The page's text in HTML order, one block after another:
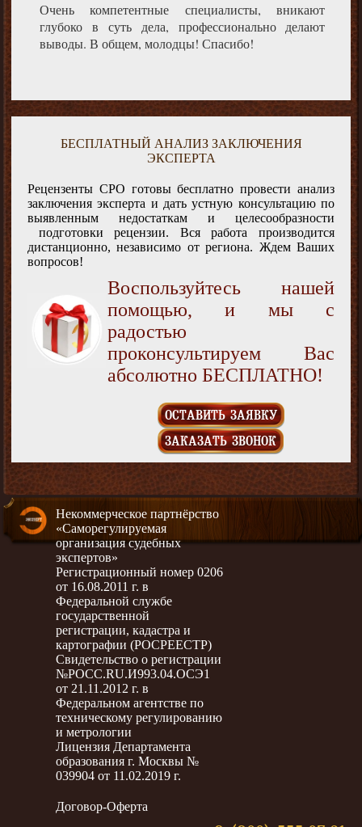
Очень компетентные специалисты, вникают
глубоко в суть дела, профессионально делают
выводы. В общем, молодцы! Спасибо!
БЕСПЛАТНЫЙ АНАЛИЗ ЗАКЛЮЧЕНИЯ
ЭКСПЕРТА
Рецензенты СРО готовы бесплатно провести анализ
заключения эксперта и дать устную консультацию по
выявленным недостаткам и целесообразности
подготовки рецензии. Вся работа производится
дистанционно, независимо от региона. Ждем Ваших
вопросов!
Воспользуйтесь нашей
помощью, и мы с
радостью
проконсультируем Вас
абсолютно БЕСПЛАТНО!
ОСТАВИТЬ ЗАЯВКУ
ЗАКАЗАТЬ ЗВОНОК
Некоммерческое партнёрство
«Саморегулируемая
организация судебных
экспертов»
Регистрационный номер 0206
от 16.08.2011 г. в
Федеральной службе
государственной
регистрации, кадастра и
картографии (РОСРЕЕСТР)
Свидетельство о регистрации
№РОСС.RU.И993.04.ОСЭ1
от 21.11.2012 г. в
Федеральном агентстве по
техническому регулированию
и метрологии
Лицензия Департамента
образования г. Москвы №
039904 от 11.02.2019 г.
Договор-Оферта